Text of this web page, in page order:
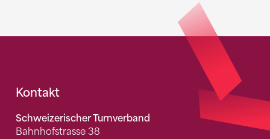
Fusszeile
Kontakt
Schweizerischer Turnverband
Bahnhofstrasse 38